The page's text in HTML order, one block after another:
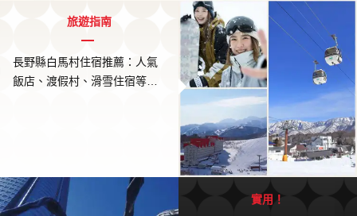
旅遊指南
長野縣白馬村住宿推薦：人氣
飯店、渡假村、滑雪住宿等超
實用！